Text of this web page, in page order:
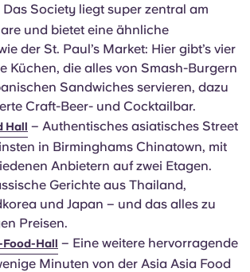
Das Society liegt super zentral am
und bietet eine ähnliche
der St. Paul’s Market: Hier gibt’s vier
Küchen, die alles von Smash-Burgern
Sandwiches servieren, dazu
Craft-Beer- und Cocktailbar.
Hall – Authentisches asiatisches Street
in Birminghams Chinatown, mit
Anbietern auf zwei Etagen.
Gerichte aus Thailand,
und Japan – und das alles zu
Preisen.
Hall – Eine weitere hervorragende
Minuten von der Asia Asia Food